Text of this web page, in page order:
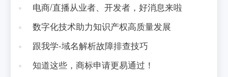
电商/直播从业者、开发者，好消息来啦
数字化技术助力知识产权高质量发展
跟我学-域名解析故障排查技巧
知道这些，商标申请更易通过！